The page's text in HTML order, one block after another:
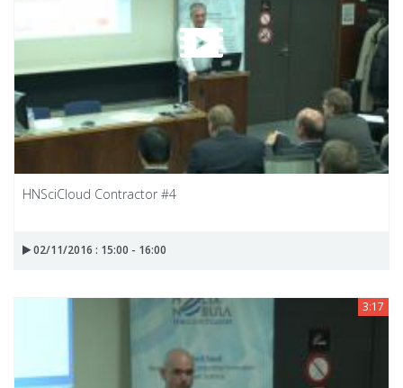
HNSciCloud Contractor #4
02/11/2016 : 15:00 - 16:00
3:17